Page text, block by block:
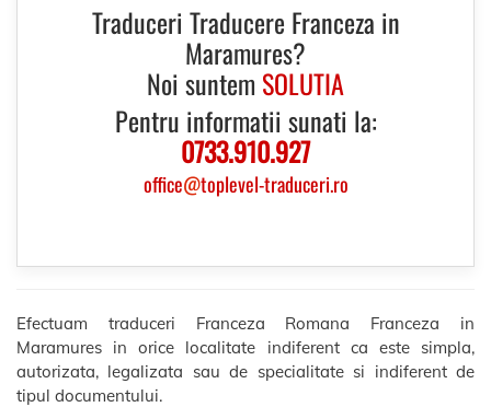
Traduceri Traducere Franceza in
Maramures?
Noi suntem SOLUTIA
Pentru informatii sunati la:
0733.910.927
office@toplevel-traduceri.ro
Efectuam traduceri Franceza Romana Franceza in
Maramures in orice localitate indiferent ca este simpla,
autorizata, legalizata sau de specialitate si indiferent de
tipul documentului.